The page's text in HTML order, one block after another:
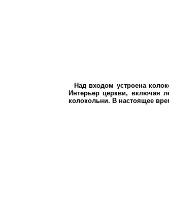
Над входом устроена
Интерьер церкви, включая
колокольни. В настоящее